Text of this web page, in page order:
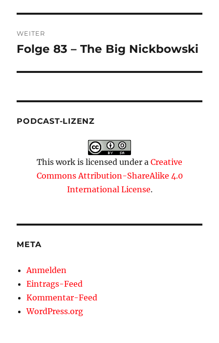
WEITER
Nächster
Folge 83 – The Big Nickbowski
PODCAST-LIZENZ
This work is licensed under a Creative
Commons Attribution-ShareAlike 4.0
International License.
META
Anmelden
Eintrags-Feed
Kommentar-Feed
WordPress.org